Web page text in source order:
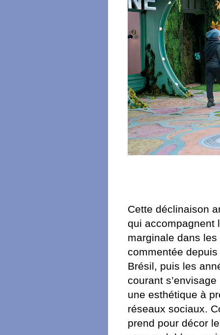
Cette déclinaison
qui accompagnent
marginale dans
commentée
Brésil, puis les
courant
une esthétique à
réseaux sociaux.
prend pour décor